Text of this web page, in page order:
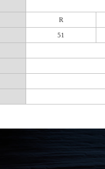
R
51